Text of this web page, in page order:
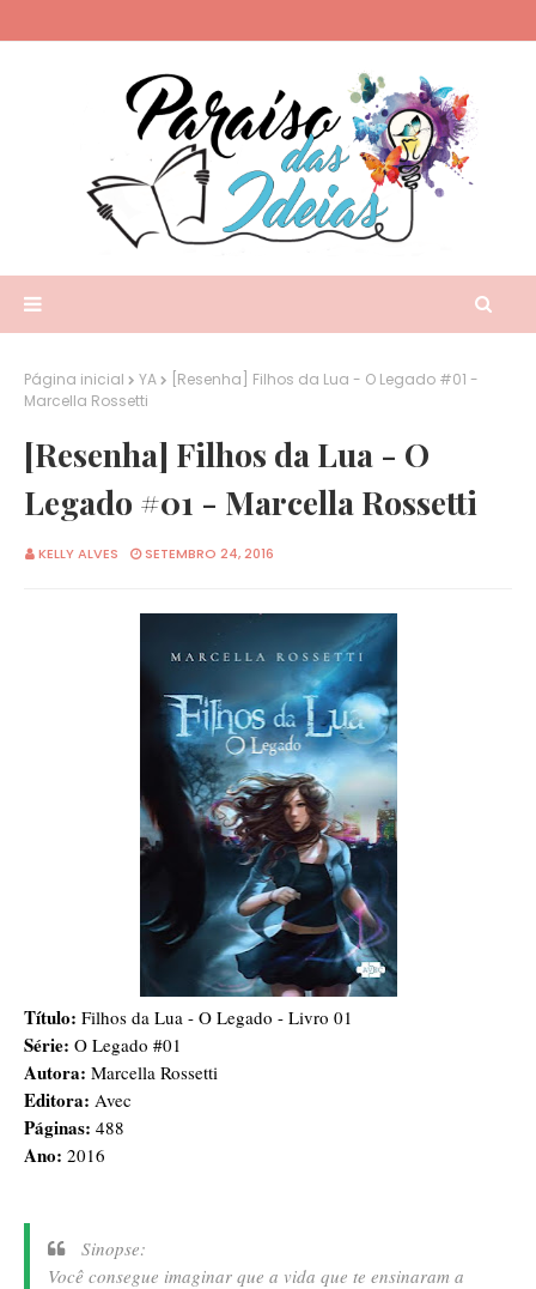
Página inicial YA
[Resenha] Filhos da Lua - O Legado #01 -
Marcella Rossetti
[Resenha] Filhos da Lua - O
Legado #01 - Marcella Rossetti
KELLY ALVES SETEMBRO 24, 2016
Título: Filhos da Lua - O Legado - Livro 01
Série: O Legado #01
Autora: Marcella Rossetti
Editora: Avec
Páginas: 488
Ano: 2016
Sinopse:
Você consegue imaginar que a vida que te ensinaram a